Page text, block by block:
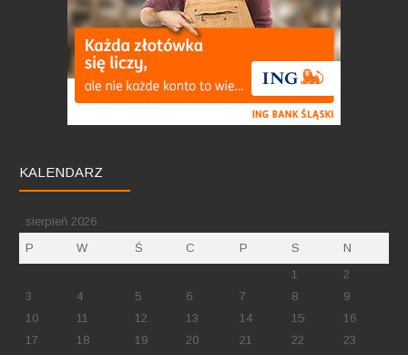
KALENDARZ
sierpień 2026
P
W Ś C P S
N
1
2
3
4 5 6 7 8
9
10
11 12 13 14 15
16
17
18 19 20 21 22
23